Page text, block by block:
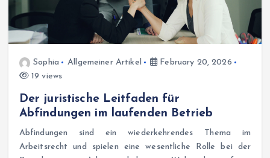
Sophia Allgemeiner Artikel
February 20, 2026
19 views
Der juristische Leitfaden für
Abfindungen im laufenden Betrieb
Abfindungen sind ein wiederkehrendes Thema im
Arbeitsrecht und spielen eine wesentliche Rolle bei der